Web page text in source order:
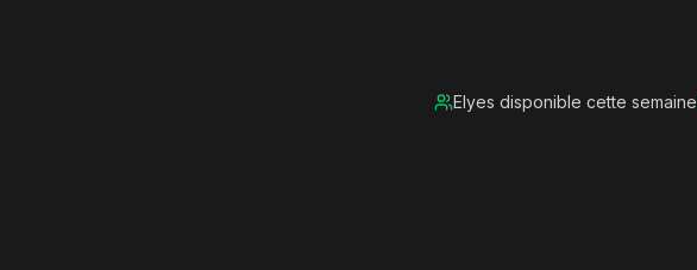
Elyes disponible cette semaine